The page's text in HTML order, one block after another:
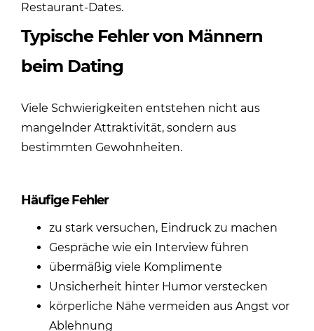
Restaurant-Dates.
Typische Fehler von Männern
beim Dating
Viele Schwierigkeiten entstehen nicht aus
mangelnder Attraktivität, sondern aus
bestimmten Gewohnheiten.
Häufige Fehler
zu stark versuchen, Eindruck zu machen
Gespräche wie ein Interview führen
übermäßig viele Komplimente
Unsicherheit hinter Humor verstecken
körperliche Nähe vermeiden aus Angst vor
Ablehnung